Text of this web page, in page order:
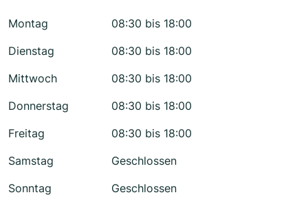
Montag
08:30 bis 18:00
Dienstag
08:30 bis 18:00
Mittwoch
08:30 bis 18:00
Donnerstag
08:30 bis 18:00
Freitag
08:30 bis 18:00
Samstag
Geschlossen
Sonntag
Geschlossen